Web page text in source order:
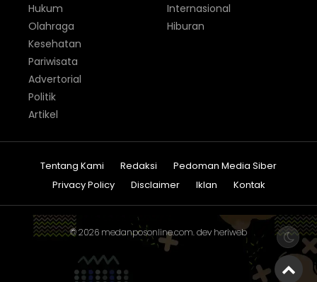
Hukum
Olahraga
Internasional
Hiburan
Kesehatan
Pariwisata
Advertorial
Politik
Artikel
Tentang Kami Redaksi
Pedoman Media Siber
Privacy Policy
Disclaimer Iklan Kontak
© 2026 medanposonline.com. dev heriweb